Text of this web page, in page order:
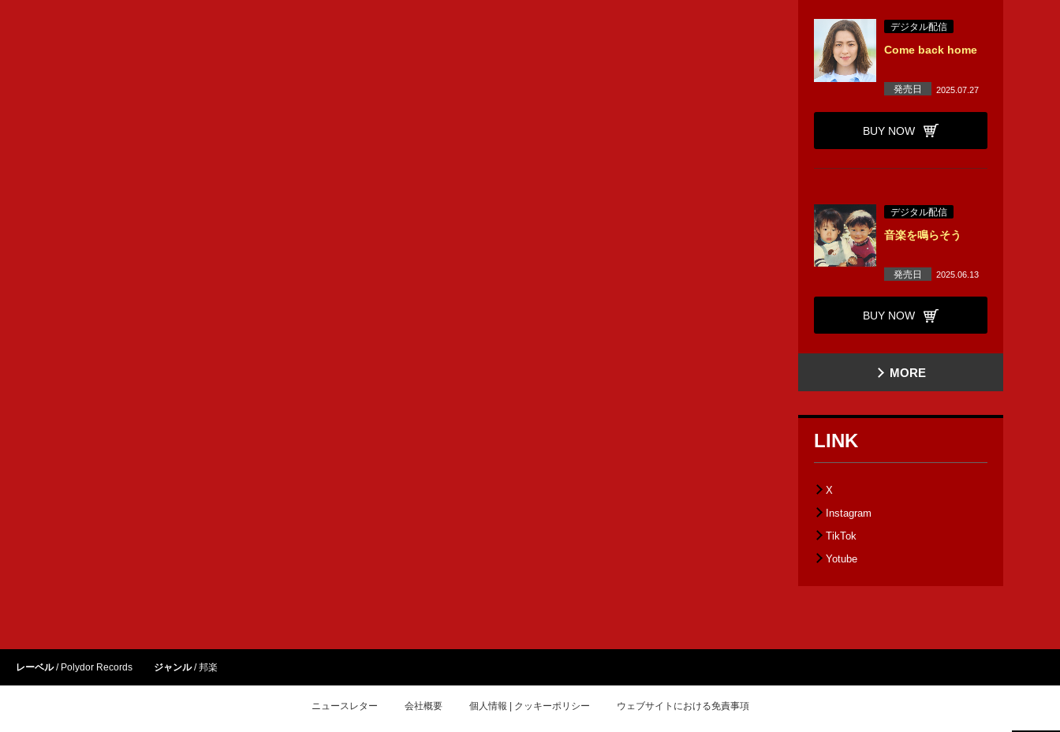
デジタル配信
Come back home
発売日 2025.07.27
BUY NOW
デジタル配信
音楽を鳴らそう
発売日 2025.06.13
BUY NOW
MORE
LINK
X
Instagram
TikTok
Yotube
レーベル Polydor Records ジャンル 邦楽
ニュースレター 会社概要 個人情報 | クッキーポリシー ウェブサイトにおける免責事項